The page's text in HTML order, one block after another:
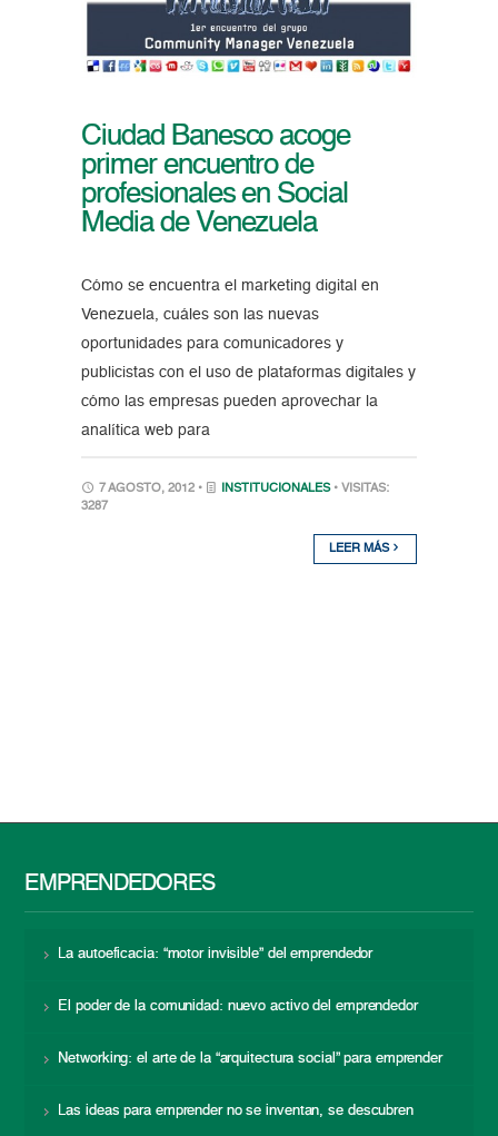
Ciudad Banesco acoge
primer encuentro de
profesionales en Social
Media de Venezuela
Cómo se encuentra el marketing digital en
Venezuela, cuáles son las nuevas
oportunidades para comunicadores y
publicistas con el uso de plataformas digitales y
cómo las empresas pueden aprovechar la
analítica web para
7 AGOSTO, 2012 • INSTITUCIONALES • VISITAS:
3287
LEER MÁS
EMPRENDEDORES
La autoeficacia: “motor invisible” del emprendedor
El poder de la comunidad: nuevo activo del emprendedor
Networking: el arte de la “arquitectura social” para emprender
Las ideas para emprender no se inventan, se descubren